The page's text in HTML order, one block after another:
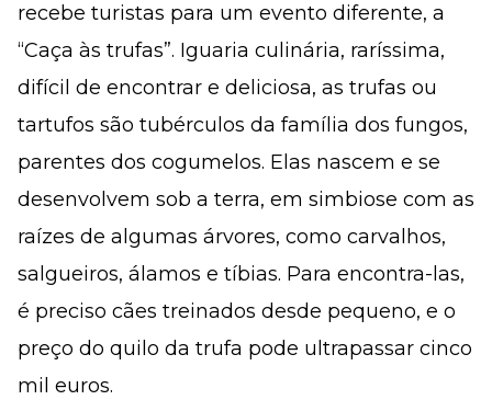
recebe turistas para um evento diferente, a
“Caça às trufas”. Iguaria culinária, raríssima,
difícil de encontrar e deliciosa, as trufas ou
tartufos são tubérculos da família dos fungos,
parentes dos cogumelos. Elas nascem e se
desenvolvem sob a terra, em simbiose com as
raízes de algumas árvores, como carvalhos,
salgueiros, álamos e tíbias. Para encontra-las,
é preciso cães treinados desde pequeno, e o
preço do quilo da trufa pode ultrapassar cinco
mil euros.